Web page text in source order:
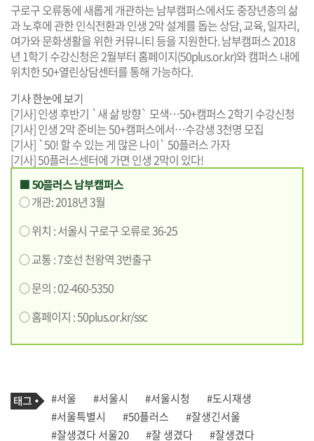
구로구 오류동에 새롭게 개관하는 남부캠퍼스에서도 중장년층의 삶
과 노후에 관한 인식전환과 인생 2막 설계를 돕는 상담, 교육, 일자리,
여가와 문화생활을 위한 커뮤니티 등을 지원한다. 남부캠퍼스 2018
년 1학기 수강신청은 2월부터 홈페이지(50plus.or.kr)와 캠퍼스 내에
위치한 50+열린상담센터를 통해 가능하다.
기사 한눈에 보기
[기사] 인생 후반기 `새 삶 방향` 모색…50+캠퍼스 2학기 수강신청
[기사] 인생 2막 준비는 50+캠퍼스에서…수강생 3천명 모집
[기사] `50! 할 수 있는 게 많은 나이` 50플러스 가자
[기사] 50플러스센터에 가면 인생 2막이 있다!
■ 50플러스 남부캠퍼스
○ 개관: 2018년 3월
○ 위치 : 서울시 구로구 오류로 36-25
○ 교통 : 7호선 천왕역 3번출구
○ 문의 : 02-460-5350
○ 홈페이지 :50plus.or.kr/ssc
기
사
관
련
태
그
#서울 #서울시 #서울시청
#도시재생
#서울특별시
#50플러스
#잘생긴서울
#잘생겼다 서울20
#잘 생겼다 #잘생겼다